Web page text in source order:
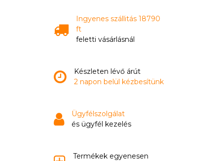
Ingyenes szállitás 18790
ft
feletti vásárlásnál
Készleten lévő árút
2 napon belül kézbesítünk
Ügyfélszolgálat
és ügyfél kezelés
Termékek egyenesen